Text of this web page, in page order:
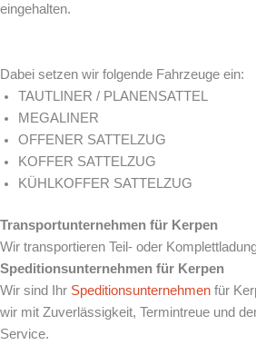
eingehalten.
Dabei setzen wir folgende Fahrzeuge ein:
TAUTLINER / PLANENSATTEL
MEGALINER
OFFENER SATTELZUG
KOFFER SATTELZUG
KÜHLKOFFER SATTELZUG
Transportunternehmen für Kerpen
Wir transportieren Teil- oder
Speditionsunternehmen für Kerpen
Wir sind Ihr Speditionsunternehmen für
wir mit Zuverlässigkeit, Termintreue und
Service.